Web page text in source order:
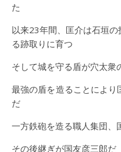
た
以来23年間、匡介は石垣
る跡取りに育つ
そして城を守る盾が穴太衆
最強の盾を造ることによ
だ
一方鉄砲を造る職人集団、
その後継ぎが国友彦三郎だ